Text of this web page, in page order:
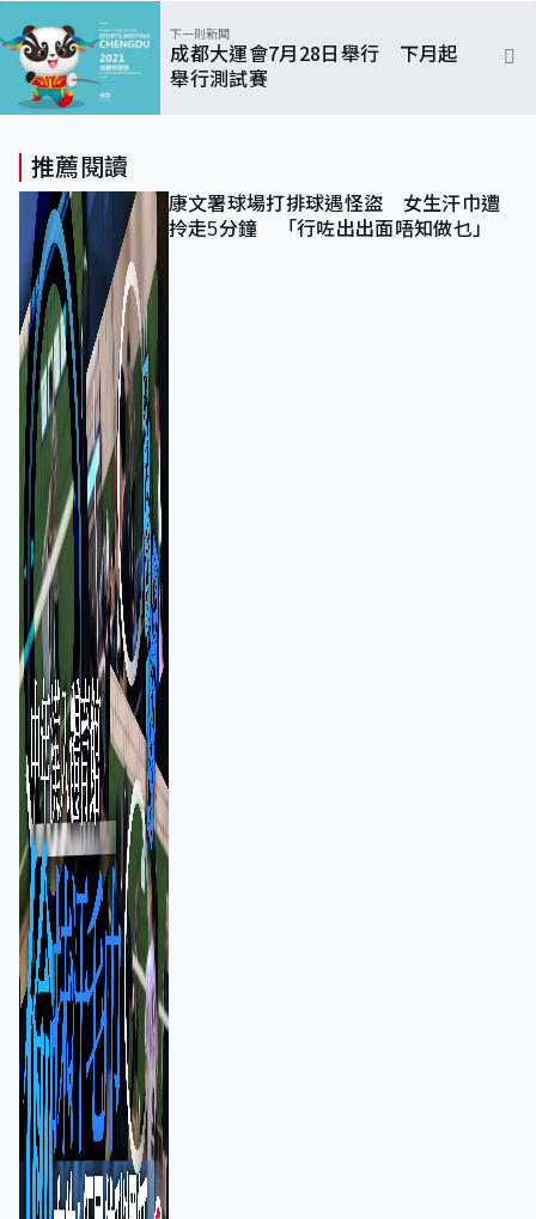
下一則新聞
成都大運會7月28日舉行 下月起
舉行測試賽
推薦閱讀
康文署球場打排球遇怪盜 女生汗巾遭
拎走5分鐘 「行咗出出面唔知做乜」